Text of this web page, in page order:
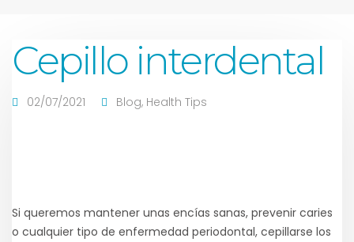
Cepillo interdental
02/07/2021 Blog, Health Tips
Si queremos mantener unas encías sanas, prevenir caries
o cualquier tipo de enfermedad periodontal, cepillarse los